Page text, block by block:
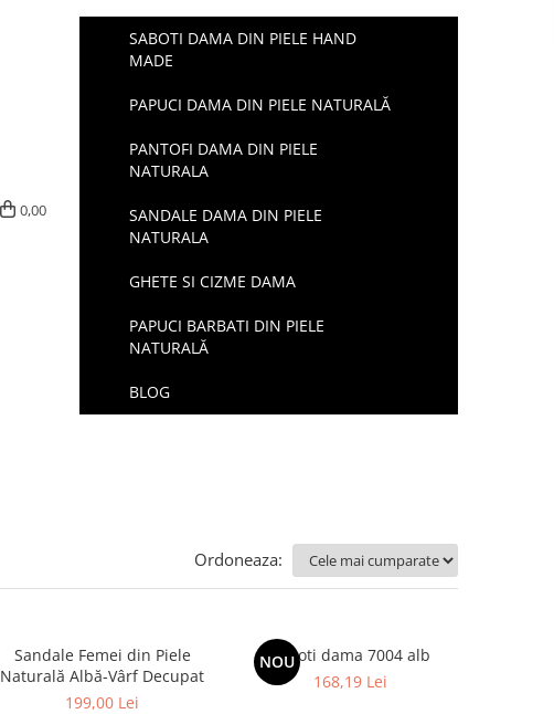
0,00
SABOTI DAMA DIN PIELE HAND
MADE
PAPUCI DAMA DIN PIELE NATURALĂ
PANTOFI DAMA DIN PIELE
NATURALA
SANDALE DAMA DIN PIELE
NATURALA
GHETE SI CIZME DAMA
PAPUCI BARBATI DIN PIELE
NATURALĂ
BLOG
Ordoneaza:
Sandale Femei din Piele
Naturală Albă-Vârf Decupat
199,00 Lei
NOU
Saboti dama 7004 alb
168,19 Lei